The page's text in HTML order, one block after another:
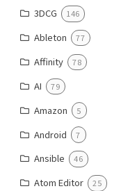
3DCG 146
Ableton 77
Affinity 78
AI 79
Amazon 5
Android 7
Ansible 46
Atom Editor 25